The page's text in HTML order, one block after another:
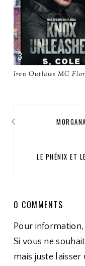
Iron Outlaws MC
LE PHÉNIX ET
0 COMMENTS
Pour
Si vous ne
mais juste